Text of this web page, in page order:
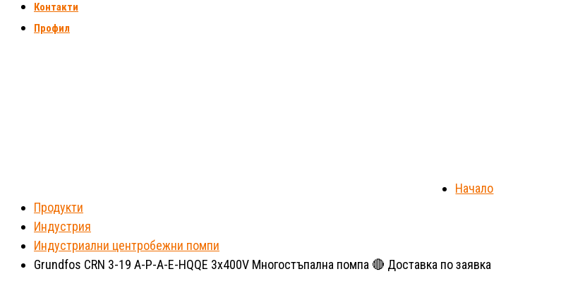
Контакти
Профил
Начало
Продукти
Индустрия
Индустриални центробежни помпи
Grundfos CRN 3-19 A-P-A-E-HQQE 3x400V Многостъпална помпа 🔴 Доставка по заявка